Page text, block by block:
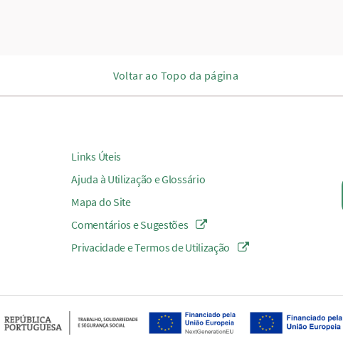
Voltar ao Topo da página
Links Úteis
Ajuda à Utilização e Glossário
Mapa do Site
Comentários e Sugestões
Privacidade e Termos de Utilização